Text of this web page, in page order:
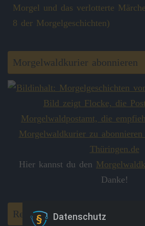
Morgel und das verlotterte
8 der Morgelgeschichten)
Morgelwaldkurier abonnieren
Hier kannst du den
Danke!
Rezension schreiben
Datenschutz